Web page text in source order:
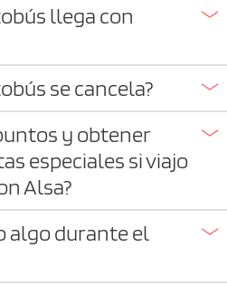
llega con
se cancela?
y obtener
especiales si viajo
Alsa?
algo durante el